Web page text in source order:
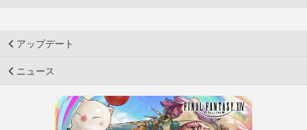
アップデート
ニュース